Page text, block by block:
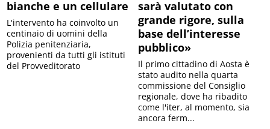
bianche e un cellulare
L'intervento ha coinvolto un
centinaio di uomini della
Polizia penitenziaria,
provenienti da tutti gli istituti
del Provveditorato
sarà valutato con
grande rigore, sulla
base dell’interesse
pubblico»
Il primo cittadino di Aosta è
stato audito nella quarta
commissione del Consiglio
regionale, dove ha ribadito
come l'iter, al momento, sia
ancora ferm...